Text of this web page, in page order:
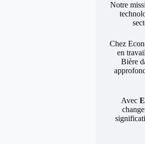
Notre
Chez
en
Bière
Avec